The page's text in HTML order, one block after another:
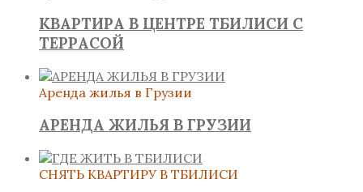
КВАРТИРА В ЦЕНТРЕ ТБИЛИСИ С
ТЕРРАСОЙ
Аренда жилья в Грузии
АРЕНДА ЖИЛЬЯ В ГРУЗИИ
СНЯТЬ КВАРТИРУ В ТБИЛИСИ